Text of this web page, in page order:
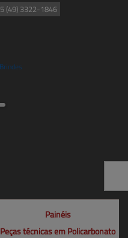
(49) 3322-1846
Painéis
Peças técnicas em Policarbonato